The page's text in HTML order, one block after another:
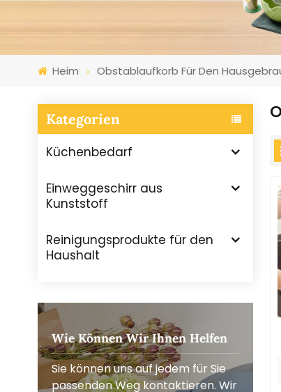
Heim Obstablaufkorb Für Den
Kategorien
Küchenbedarf
Einweggeschirr aus
Kunststoff
Reinigungsprodukte für den
Haushalt
Wie Können Wir Ihnen Helfen
Sie können uns auf jedem für Sie
passenden Weg kontaktieren. Wir